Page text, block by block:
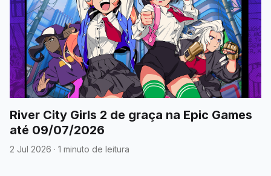
River City Girls 2 de graça na Epic Games
até 09/07/2026
2 Jul 2026 · 1 minuto de leitura